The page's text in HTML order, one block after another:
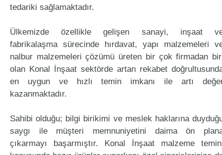
tedariki sağlamaktadır.
Ülkemizde özellikle gelişen sanayi, inşaat
fabrikalaşma sürecinde hırdavat, yapı malzemeleri
nalbur malzemeleri çözümü üreten bir çok firmadan
olan Konal İnşaat sektörde artan rekabet
en uygun ve hızlı temin imkanı ile artı
kazanmaktadır.
Sahibi olduğu; bilgi birikimi ve meslek haklarına
saygı ile müşteri memnuniyetini daima ön
çıkarmayı başarmıştır. Konal İnşaat malzeme